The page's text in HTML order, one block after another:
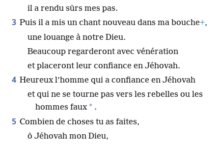
il a rendu sûrs mes pas.
3 Puis il a mis un chant nouveau dans ma bouche+,
une louange à notre Dieu.
Beaucoup regarderont avec vénération
et placeront leur confiance en Jéhovah.
4 Heureux l’homme qui a confiance en Jéhovah
et qui ne se tourne pas vers les rebelles ou les
hommes faux * .
5 Combien de choses tu as faites,
ô Jéhovah mon Dieu,